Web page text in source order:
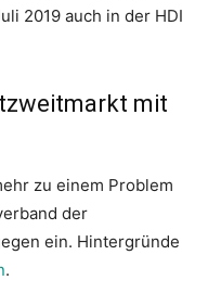
2019 auch in der HDI
mit
zu einem Problem
der
ein. Hintergründe
.